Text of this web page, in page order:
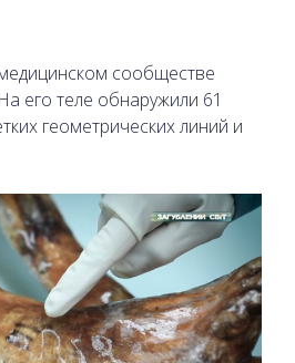
сообществе
его теле обнаружили 61
геометрических линий и